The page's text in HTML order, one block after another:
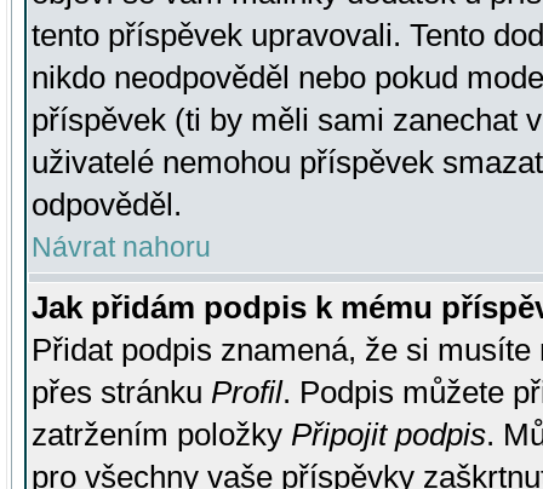
tento příspěvek upravovali. Tento
nikdo neodpověděl nebo pokud
příspěvek (ti by měli sami zanechat
uživatelé nemohou příspěvek
odpověděl.
Návrat nahoru
Jak přidám podpis k mému
Přidat podpis znamená, že si
přes stránku Profil. Podpis můžete
zatržením položky Připojit podpis.
pro všechny vaše příspěvky